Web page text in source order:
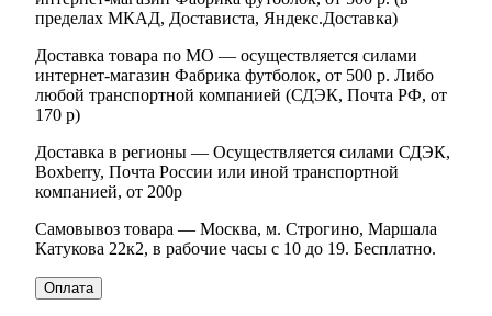
пределах МКАД, Достависта, Яндекс.Доставка)
Доставка товара по МО — осуществляется силами
интернет-магазин Фабрика футболок, от 500 р. Либо
любой транспортной компанией (СДЭК, Почта РФ, от
170 р)
Доставка в регионы — Осуществляется силами СДЭК,
Boxberry, Почта России или иной транспортной
компанией, от 200р
Самовывоз товара — Москва, м. Строгино, Маршала
Катукова 22к2, в рабочие часы с 10 до 19. Бесплатно.
Оплата